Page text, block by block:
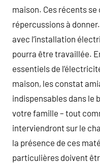
maison. Ces récents se
répercussions à
avec l’installation
pourra être travaillée.
essentiels de
maison, les constat
indispensables dans le
votre famille – tout
interviendront sur le
la présence de ces
particulières doivent